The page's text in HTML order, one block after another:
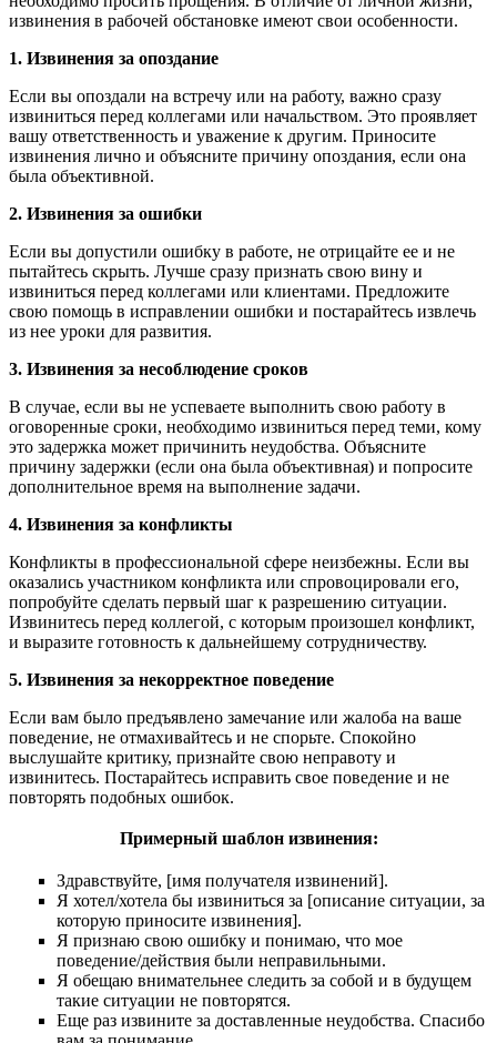
извинения в рабочей обстановке имеют свои особенности.
1. Извинения за опоздание
Если вы опоздали на встречу или на работу, важно сразу
извиниться перед коллегами или начальством. Это проявляет
вашу ответственность и уважение к другим. Приносите
извинения лично и объясните причину опоздания, если она
была объективной.
2. Извинения за ошибки
Если вы допустили ошибку в работе, не отрицайте ее и не
пытайтесь скрыть. Лучше сразу признать свою вину и
извиниться перед коллегами или клиентами. Предложите
свою помощь в исправлении ошибки и постарайтесь извлечь
из нее уроки для развития.
3. Извинения за несоблюдение сроков
В случае, если вы не успеваете выполнить свою работу в
оговоренные сроки, необходимо извиниться перед теми, кому
это задержка может причинить неудобства. Объясните
причину задержки (если она была объективная) и попросите
дополнительное время на выполнение задачи.
4. Извинения за конфликты
Конфликты в профессиональной сфере неизбежны. Если вы
оказались участником конфликта или спровоцировали его,
попробуйте сделать первый шаг к разрешению ситуации.
Извинитесь перед коллегой, с которым произошел конфликт,
и выразите готовность к дальнейшему сотрудничеству.
5. Извинения за некорректное поведение
Если вам было предъявлено замечание или жалоба на ваше
поведение, не отмахивайтесь и не спорьте. Спокойно
выслушайте критику, признайте свою неправоту и
извинитесь. Постарайтесь исправить свое поведение и не
повторять подобных ошибок.
Примерный шаблон извинения:
Здравствуйте, [имя получателя извинений].
Я хотел/хотела бы извиниться за [описание ситуации, за
которую приносите извинения].
Я признаю свою ошибку и понимаю, что мое
поведение/действия были неправильными.
Я обещаю внимательнее следить за собой и в будущем
такие ситуации не повторятся.
Еще раз извините за доставленные неудобства. Спасибо